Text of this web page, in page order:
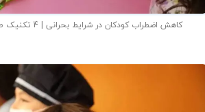
کاهش اضطراب کودکان در شرایط بحرانی | 4 تکنیک طلایی